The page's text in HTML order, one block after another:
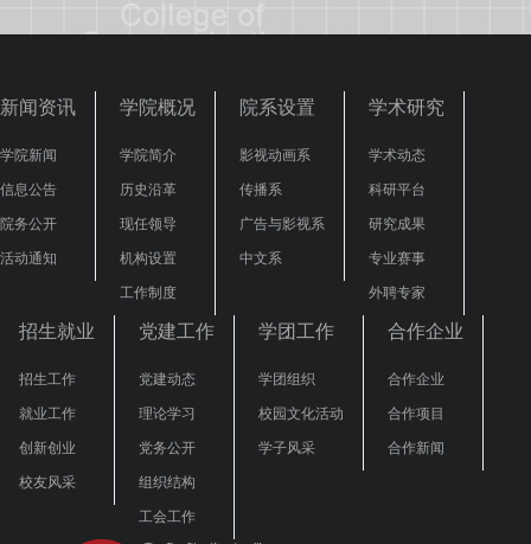
新闻资讯
学院新闻
信息公告
院务公开
活动通知
学院概况
学院简介
历史沿革
现任领导
机构设置
工作制度
院系设置
影视动画系
传播系
广告与影视系
中文系
学术研究
学术动态
科研平台
研究成果
专业赛事
外聘专家
招生就业
招生工作
就业工作
创新创业
校友风采
党建工作
党建动态
理论学习
党务公开
组织结构
工会工作
学团工作
学团组织
校园文化活动
学子风采
合作企业
合作企业
合作项目
合作新闻